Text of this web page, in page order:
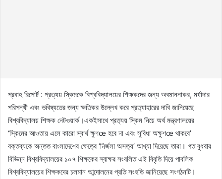
প্রবাহ রিপোর্ট : প্রত্যয় স্কিমকে বিশ্ববিদ্যালয়ের শিক্ষকদের জন্য অবমাননাকর, মর্যাদার
পরিপন্থী এবং ভবিষ্যতের জন্য ক্ষতিকর উল্লেখ করে প্রত্যাহারের দাবি জানিয়েছে
বিশ্ববিদ্যালয় শিক্ষক নেটওয়ার্ক।একইসাথে প্রত্যয় স্কিম নিয়ে অর্থ মন্ত্রণালয়ের
‘স্কিমের আওতায় এলে কারো স্বার্থ ক্ষুণœ হবে না এবং সুবিধা অক্ষুণœ থাকবে’
বক্তব্যকে অন্তত বাংলাদেশের ক্ষেত্রে ‘নির্জলা অসত্য’ আখ্যা দিয়েছে তারা। গত বুধবার
বিভিন্ন বিশ্ববিদ্যালয়ের ১০৭ শিক্ষকের স্বাক্ষর সংবলিত এই বিবৃতি দিয়ে পাবলিক
বিশ্ববিদ্যালয়ের শিক্ষকদের চলমান আন্দোলনের প্রতি সংহতি জানিয়েছে সংগঠনটি।